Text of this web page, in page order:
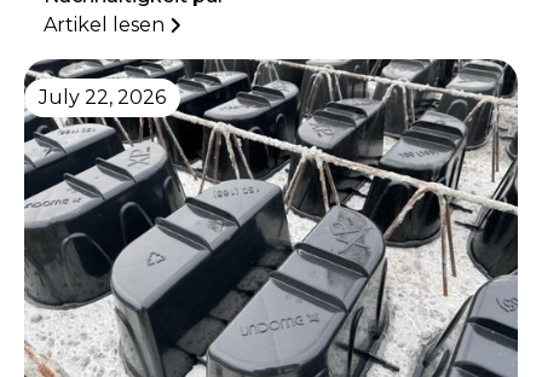
Artikel lesen
July 22, 2026